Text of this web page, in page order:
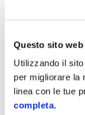
Questo sito
Utilizzando il
per migliorare la
linea con le tue
completa.
Attraverso
degli asset
informazioni
strategie di
Vuoi saperne